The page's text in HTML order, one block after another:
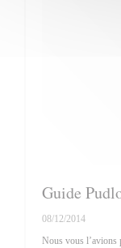
Guide
08/12/2014
Nous vous l’avions